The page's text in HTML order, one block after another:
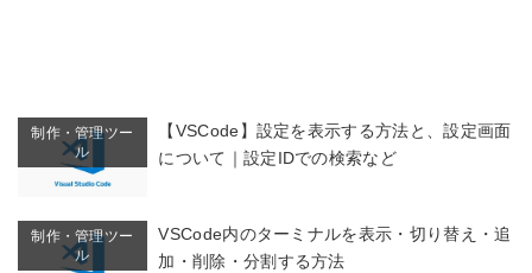
制作・管理ツー
ル
【VSCode】設定を表示する方法と、設定画面
について｜設定IDでの検索など
制作・管理ツー
ル
VSCode内のターミナルを表示・切り替え・追
加・削除・分割する方法